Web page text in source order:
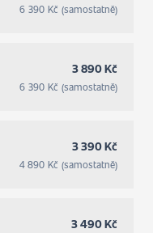
6 390 Kč (samostatně)
3 890 Kč
6 390 Kč (samostatně)
3 390 Kč
4 890 Kč (samostatně)
3 490 Kč